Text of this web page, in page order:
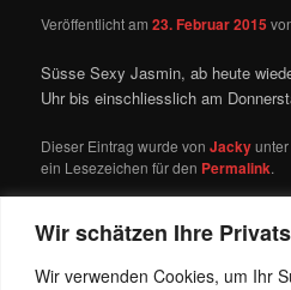
Wir schätzen Ihre
Wir verwenden Cookies, um Ihr
Veröffentlicht am23. Februar 2015
Süsse Sexy Jasmin, ab heute
Uhr bis einschliesslich am
Dieser Eintrag wurde vonJacky
ein Lesezeichen für den Permalink.
Stolz